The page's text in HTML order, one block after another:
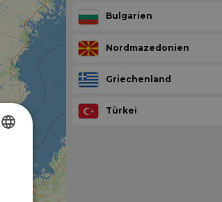
Bulgarien
Nordmazedonien
Griechenland
Türkei